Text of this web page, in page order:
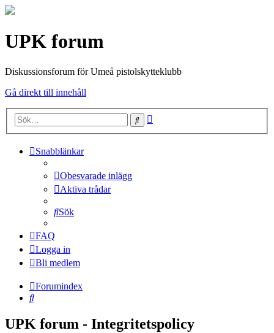
UPK forum
Diskussionsforum för Umeå pistolskytteklubb
Gå direkt till innehåll
Sök
Snabblänkar
Obesvarade inlägg
Aktiva trådar
Sök
FAQ
Logga in
Bli medlem
Forumindex
Sök
UPK forum - Integritetspolicy